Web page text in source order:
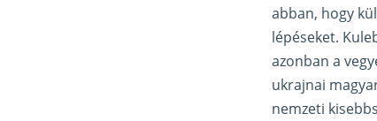
abban, hogy
lépéseket.
azonban a
ukrajnai
nemzeti